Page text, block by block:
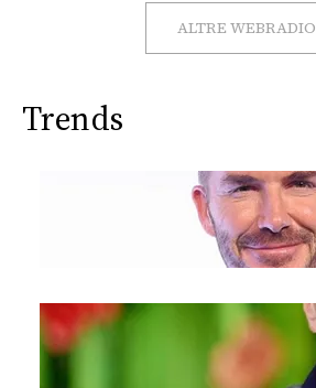
CONSIGLIA
ALTRE WEBRADIO
Trends